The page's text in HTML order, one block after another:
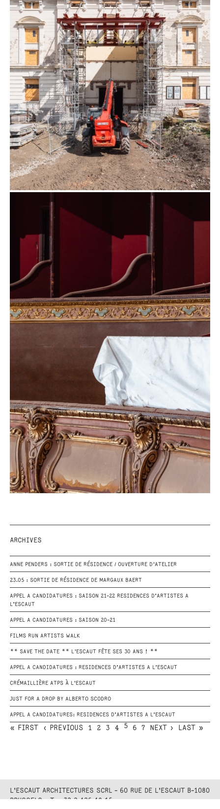
ARCHIVES
ANNE PENDERS : SORTIE DE RÉSIDENCE / OUVERTURE D'ATELIER
23.05 : SORTIE DE RÉSIDENCE DE MARGAUX BAERT
APPEL A CANDIDATURES : SAISON 21-22 RESIDENCES D’ARTISTES A
L’ESCAUT
APPEL A CANDIDATURES : SAISON 20-21
FILMS RUN ARTISTS WALK
** SAVE THE DATE ** L'ESCAUT FÊTE SES 30 ANS ! **
APPEL A CANDIDATURES : RESIDENCES D’ARTISTES A L’ESCAUT
CRÉMAILLIÈRE ATPS À L'ESCAUT
JUST FOR A DROP BY ALBERTO SCODRO
APPEL A CANDIDATURES: RESIDENCES D’ARTISTES A L’ESCAUT
« FIRST ‹ PREVIOUS 1 2 3 4 5 6 7 NEXT › LAST »
L'ESCAUT ARCHITECTURES SCRL - 60 RUE DE L'ESCAUT B-1080
BRUSSELS - T. +32 2 426 48 15